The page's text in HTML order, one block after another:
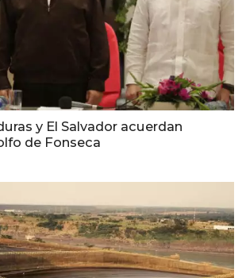
y El Salvador acuerdan
de Fonseca